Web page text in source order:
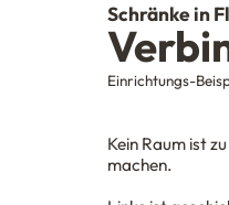
Schränke in
Einrichtungs-
Kein Raum ist
machen.